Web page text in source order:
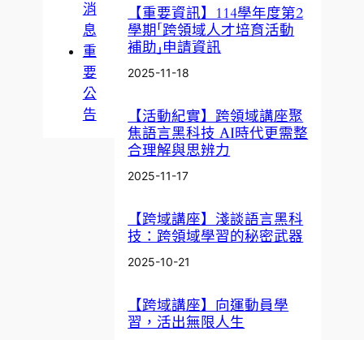
消
息
重
要
公
告
【重要資訊】114學年度第2
學期「跨領域人才培育活動
補助」申請資訊
2025-11-18
【活動紀實】跨領域講座聚
焦語言黑科技 AI時代更需整
合理解與思辨力
2025-11-17
【跨域講座】淺談語言黑科
技：跨領域學習的秘密武器
2025-10-21
【跨域講座】向運動員學
習，活出無限人生